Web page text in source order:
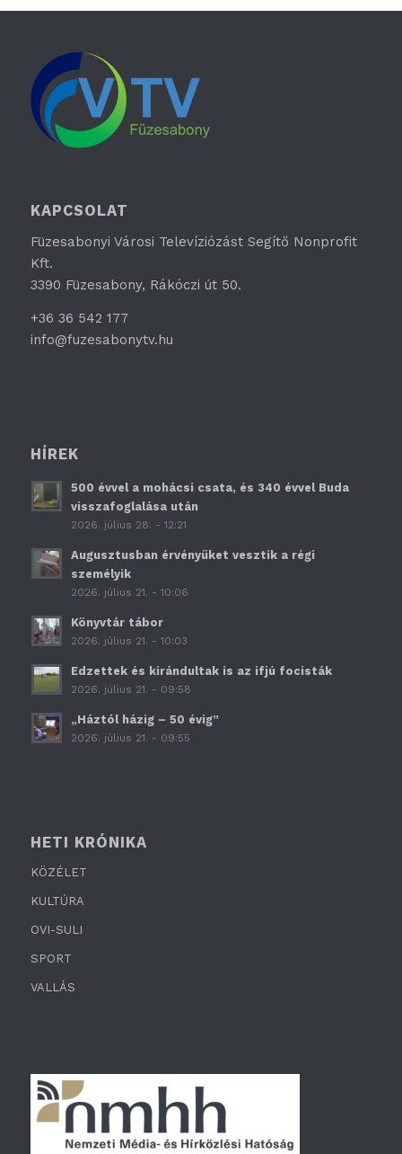
KAPCSOLAT
Füzesabonyi Városi Televíziózást Segítő Nonprofit
Kft.
3390 Füzesabony, Rákóczi út 50.
+36 36 542 177
info@fuzesabonytv.hu
HÍREK
500 évvel a mohácsi csata, és 340 évvel Buda
visszafoglalása után
2026. július 28. - 12:21
Augusztusban érvényüket vesztik a régi
személyik
2026. július 21. - 10:06
Könyvtár tábor
2026. július 21. - 10:03
Edzettek és kirándultak is az ifjú focisták
2026. július 21. - 09:58
„Háztól házig – 50 évig”
2026. július 21. - 09:55
HETI KRÓNIKA
KÖZÉLET
KULTÚRA
OVI-SULI
SPORT
VALLÁS